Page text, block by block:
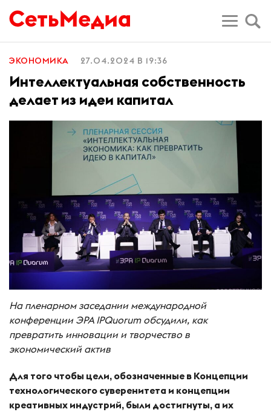
ЭКОНОМИКА 27.04.2024 В 19:36
Интеллектуальная собственность
делает из идеи капитал
На пленарном заседании международной
конференции ЭРА IPQuorum обсудили, как
превратить инновации и творчество в
экономический актив
Для того чтобы цели, обозначенные в Концепции
технологического суверенитета и концепции
креативных индустрий, были достигнуты, а их